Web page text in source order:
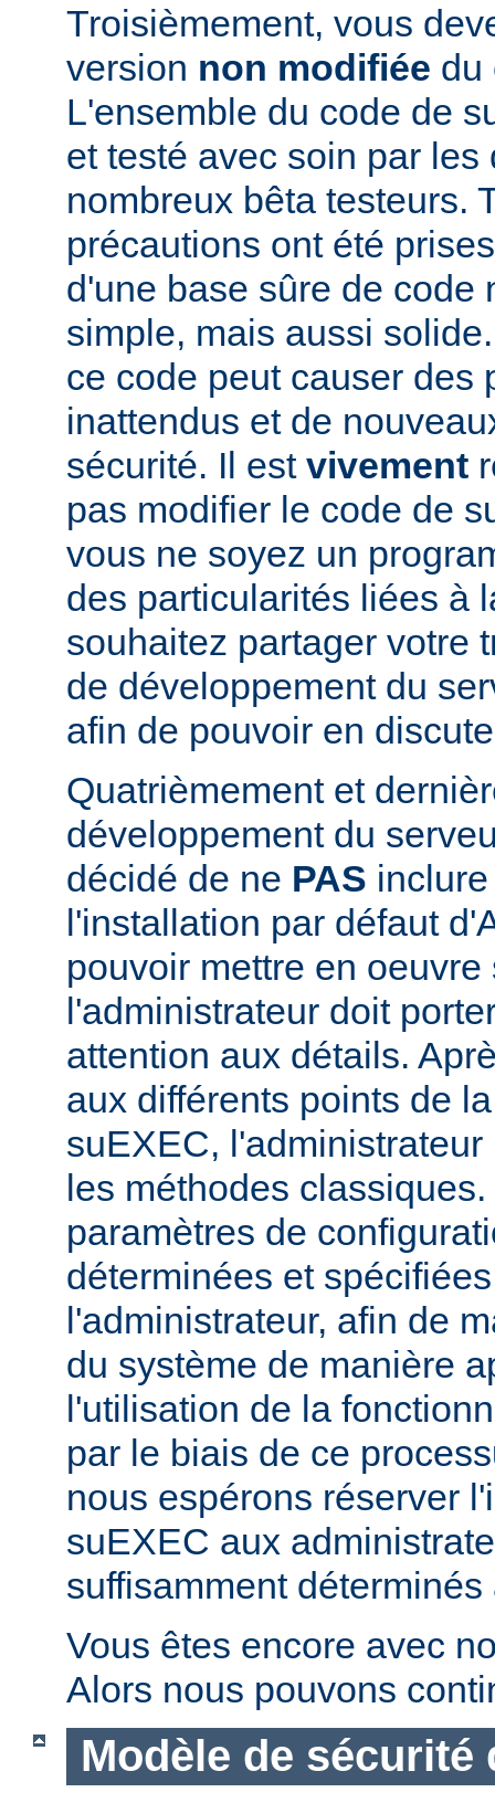
Troisièmement, vous
version non modifiée du
L'ensemble du code de
et testé avec soin par
nombreux bêta testeurs.
précautions ont été
d'une base sûre de code
simple, mais aussi
ce code peut causer des
inattendus et de
sécurité. Il est vivement
pas modifier le code de
vous ne soyez un
des particularités liées à
souhaitez partager votre
de développement du
afin de pouvoir en
Quatrièmement et
développement du
décidé de ne PAS
l'installation par défaut
pouvoir mettre en oeuvre
l'administrateur doit
attention aux détails.
aux différents points de
suEXEC,
les méthodes
paramètres de
déterminées et
l'administrateur, afin de
du système de manière
l'utilisation de la
par le biais de ce
nous espérons réserver
suEXEC aux
suffisamment
Vous êtes encore avec
Alors nous pouvons
Modèle de sécurité